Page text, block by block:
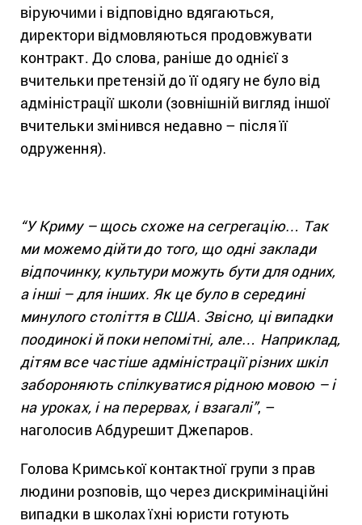
віруючими і відповідно вдягаються,
директори відмовляються продовжувати
контракт. До слова, раніше до однієї з
вчительки претензій до її одягу не було від
адміністрації школи (зовнішній вигляд іншої
вчительки змінився недавно – після її
одруження).
“У Криму – щось схоже на сегрегацію… Так
ми можемо дійти до того, що одні заклади
відпочинку, культури можуть бути для одних,
а інші – для інших. Як це було в середині
минулого століття в США. Звісно, ці випадки
поодинокі й поки непомітні, але… Наприклад,
дітям все частіше адміністрації різних шкіл
забороняють спілкуватися рідною мовою – і
на уроках, і на перервах, і взагалі”, –
наголосив Абдурешит Джепаров.
Голова Кримської контактної групи з прав
людини розповів, що через дискримінаційні
випадки в школах їхні юристи готують